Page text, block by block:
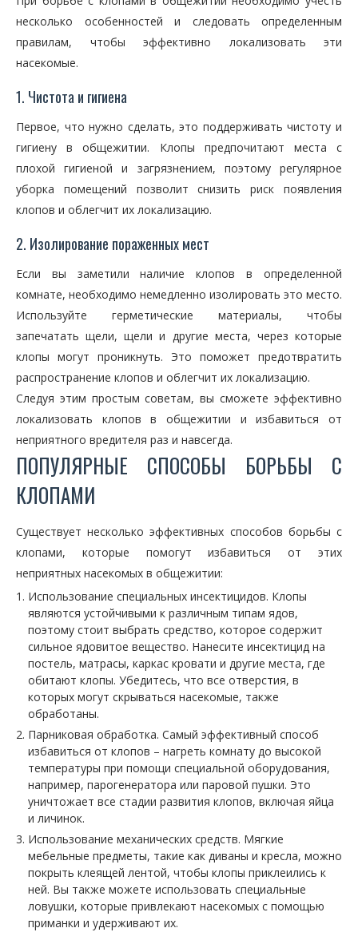
несколько особенностей и следовать определенным
правилам, чтобы эффективно локализовать эти
насекомые.
1. Чистота и гигиена
Первое, что нужно сделать, это поддерживать чистоту и
гигиену в общежитии. Клопы предпочитают места с
плохой гигиеной и загрязнением, поэтому регулярное
уборка помещений позволит снизить риск появления
клопов и облегчит их локализацию.
2. Изолирование пораженных мест
Если вы заметили наличие клопов в определенной
комнате, необходимо немедленно изолировать это место.
Используйте герметические материалы, чтобы
запечатать щели, щели и другие места, через которые
клопы могут проникнуть. Это поможет предотвратить
распространение клопов и облегчит их локализацию.
Следуя этим простым советам, вы сможете эффективно
локализовать клопов в общежитии и избавиться от
неприятного вредителя раз и навсегда.
ПОПУЛЯРНЫЕ СПОСОБЫ БОРЬБЫ С
КЛОПАМИ
Существует несколько эффективных способов борьбы с
клопами, которые помогут избавиться от этих
неприятных насекомых в общежитии:
Использование специальных инсектицидов. Клопы
являются устойчивыми к различным типам ядов,
поэтому стоит выбрать средство, которое содержит
сильное ядовитое вещество. Нанесите инсектицид на
постель, матрасы, каркас кровати и другие места, где
обитают клопы. Убедитесь, что все отверстия, в
которых могут скрываться насекомые, также
обработаны.
Парниковая обработка. Самый эффективный способ
избавиться от клопов – нагреть комнату до высокой
температуры при помощи специальной оборудования,
например, парогенератора или паровой пушки. Это
уничтожает все стадии развития клопов, включая яйца
и личинок.
Использование механических средств. Мягкие
мебельные предметы, такие как диваны и кресла, можно
покрыть клеящей лентой, чтобы клопы приклеились к
ней. Вы также можете использовать специальные
ловушки, которые привлекают насекомых с помощью
приманки и удерживают их.